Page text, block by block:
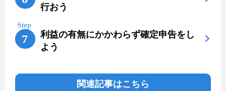
行おう
利益の有無にかかわらず確定申告をし
よう
関連記事はこちら